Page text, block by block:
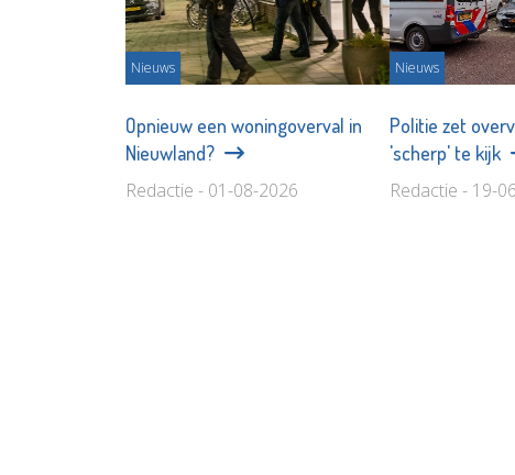
Nieuws
Opnieuw een woningoverval in
Nieuwland?
Redactie - 01-08-2026
Nieuws
Politie zet
'scherp' te kijk
Redactie - 19-